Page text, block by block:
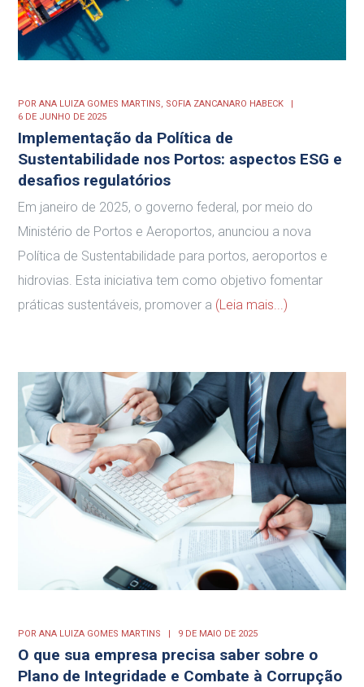
PORANA LUIZA GOMES MARTINS, SOFIA ZANCANARO HABECK
6 DE JUNHO DE 2025
Implementação da Política de
Sustentabilidade nos Portos: aspectos ESG e
desafios regulatórios
Em janeiro de 2025, o governo federal, por meio do
Ministério de Portos e Aeroportos, anunciou a nova
Política de Sustentabilidade para portos, aeroportos e
hidrovias. Esta iniciativa tem como objetivo fomentar
práticas sustentáveis, promover a (Leia mais...)
PORANA LUIZA GOMES MARTINS 9 DE MAIO DE 2025
O que sua empresa precisa saber sobre o
Plano de Integridade e Combate à Corrupção